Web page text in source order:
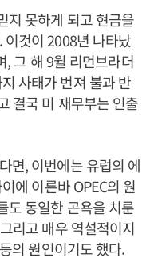
지 못하게 되고 현금을
것이 2008년 나타났
그 해 9월 리먼브라더
사태가 번져 불과 반
결국 미 재무부는 인출
면, 이번에는 유럽의 에
에 이른바 OPEC의 원
도 동일한 곤욕을 치룬
리고 매우 역설적이지
의 원인이기도 했다.